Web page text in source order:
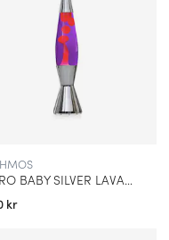
ASTRO BABY SILVER LAVALAMPA LILA MED RÖD LAVA
kr